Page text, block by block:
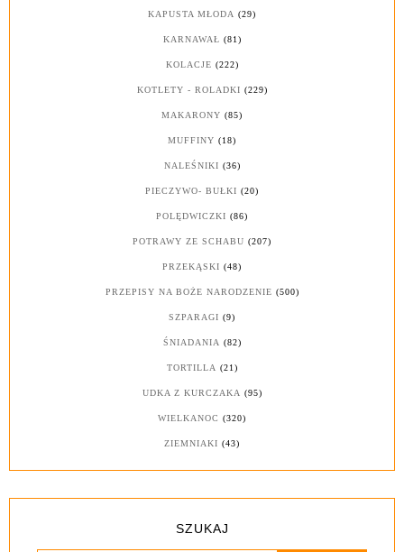
KAPUSTA MŁODA (29)
KARNAWAŁ (81)
KOLACJE (222)
KOTLETY - ROLADKI (229)
MAKARONY (85)
MUFFINY (18)
NALEŚNIKI (36)
PIECZYWO- BUŁKI (20)
POLĘDWICZKI (86)
POTRAWY ZE SCHABU (207)
PRZEKĄSKI (48)
PRZEPISY NA BOŻE NARODZENIE (500)
SZPARAGI (9)
ŚNIADANIA (82)
TORTILLA (21)
UDKA Z KURCZAKA (95)
WIELKANOC (320)
ZIEMNIAKI (43)
SZUKAJ